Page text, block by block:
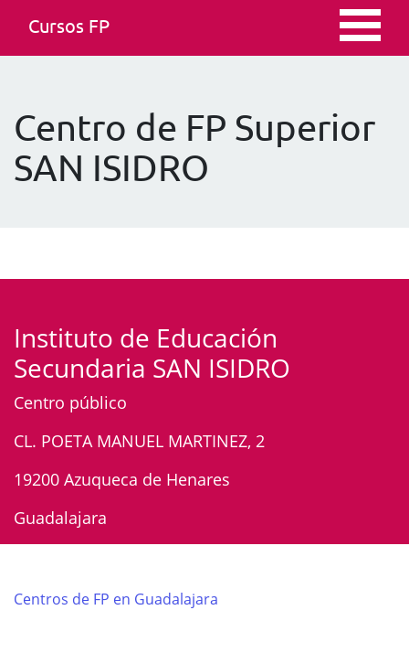
Cursos FP
Centro de FP Superior
SAN ISIDRO
Instituto de Educación
Secundaria SAN ISIDRO
Centro público
CL. POETA MANUEL MARTINEZ, 2
19200 Azuqueca de Henares
Guadalajara
Centros de FP en Guadalajara